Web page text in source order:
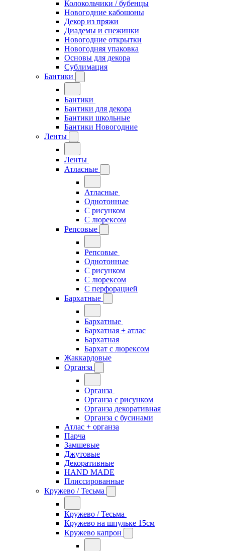
Колокольчики / бубенцы
Новогодние кабошоны
Декор из пряжи
Диадемы и снежинки
Новогодние открытки
Новогодняя упаковка
Основы для декора
Сублимация
Бантики
Бантики
Бантики для декора
Бантики школьные
Бантики Новогодние
Ленты
Ленты
Атласные
Атласные
Однотонные
С рисунком
С люрексом
Репсовые
Репсовые
Однотонные
С рисунком
С люрексом
С перфорацией
Бархатные
Бархатные
Бархатная + атлас
Бархатная
Бархат с люрексом
Жаккардовые
Органза
Органза
Органза с рисунком
Органза декоративная
Органза с бусинами
Атлас + органза
Парча
Замшевые
Джутовые
Декоративные
HAND MADE
Плиссированные
Кружево / Тесьма
Кружево / Тесьма
Кружево на шпульке 15см
Кружево капрон